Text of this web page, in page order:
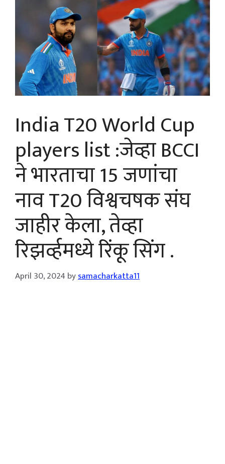
India T20 World Cup
players list :जेव्हा BCCI
ने भारताचा 15 जणांचा
नाव T20 विश्वचषक संघ
जाहीर केला, तेव्हा
रिझर्व्हमध्ये रिंकू सिंग .
April 30, 2024 bysamacharkatta11